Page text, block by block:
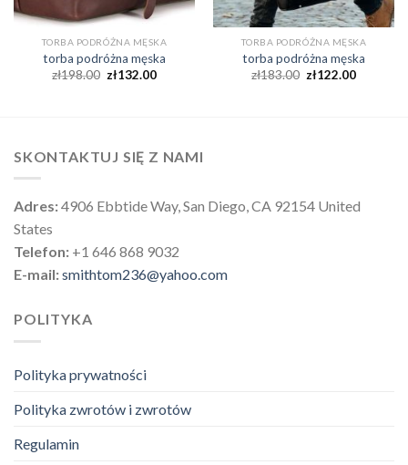
TORBA PODRÓŻNA MĘSKA
torba podróżna męska
zł198.00 zł132.00
TORBA PODRÓŻNA MĘSKA
torba podróżna męska
zł183.00 zł122.00
SKONTAKTUJ SIĘ Z NAMI
Adres:4906 Ebbtide Way, San Diego, CA 92154 United
States
Telefon: +1 646 868 9032
E-mail:smithtom236@yahoo.com
POLITYKA
Polityka prywatności
Polityka zwrotów i zwrotów
Regulamin